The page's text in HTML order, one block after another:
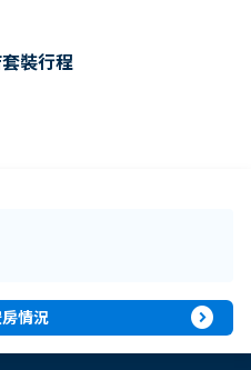
裝行程
情況 expand_circle_right